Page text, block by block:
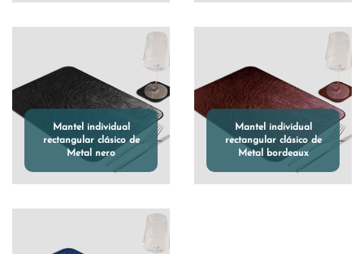
Mantel individual
rectangular clásico de
Metal nero
Mantel individual
rectangular clásico de
Metal bordeaux